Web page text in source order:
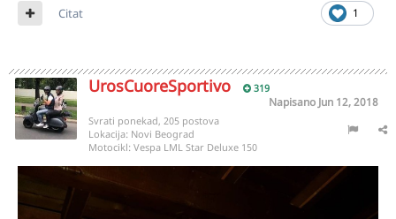
1
Citat
UrosCuoreSportivo 319
Napisano Jun 12, 2018
Svrati ponekad, 205 postova
Lokacija: Novi Beograd
Motocikl: Vespa LML Star Deluxe 150